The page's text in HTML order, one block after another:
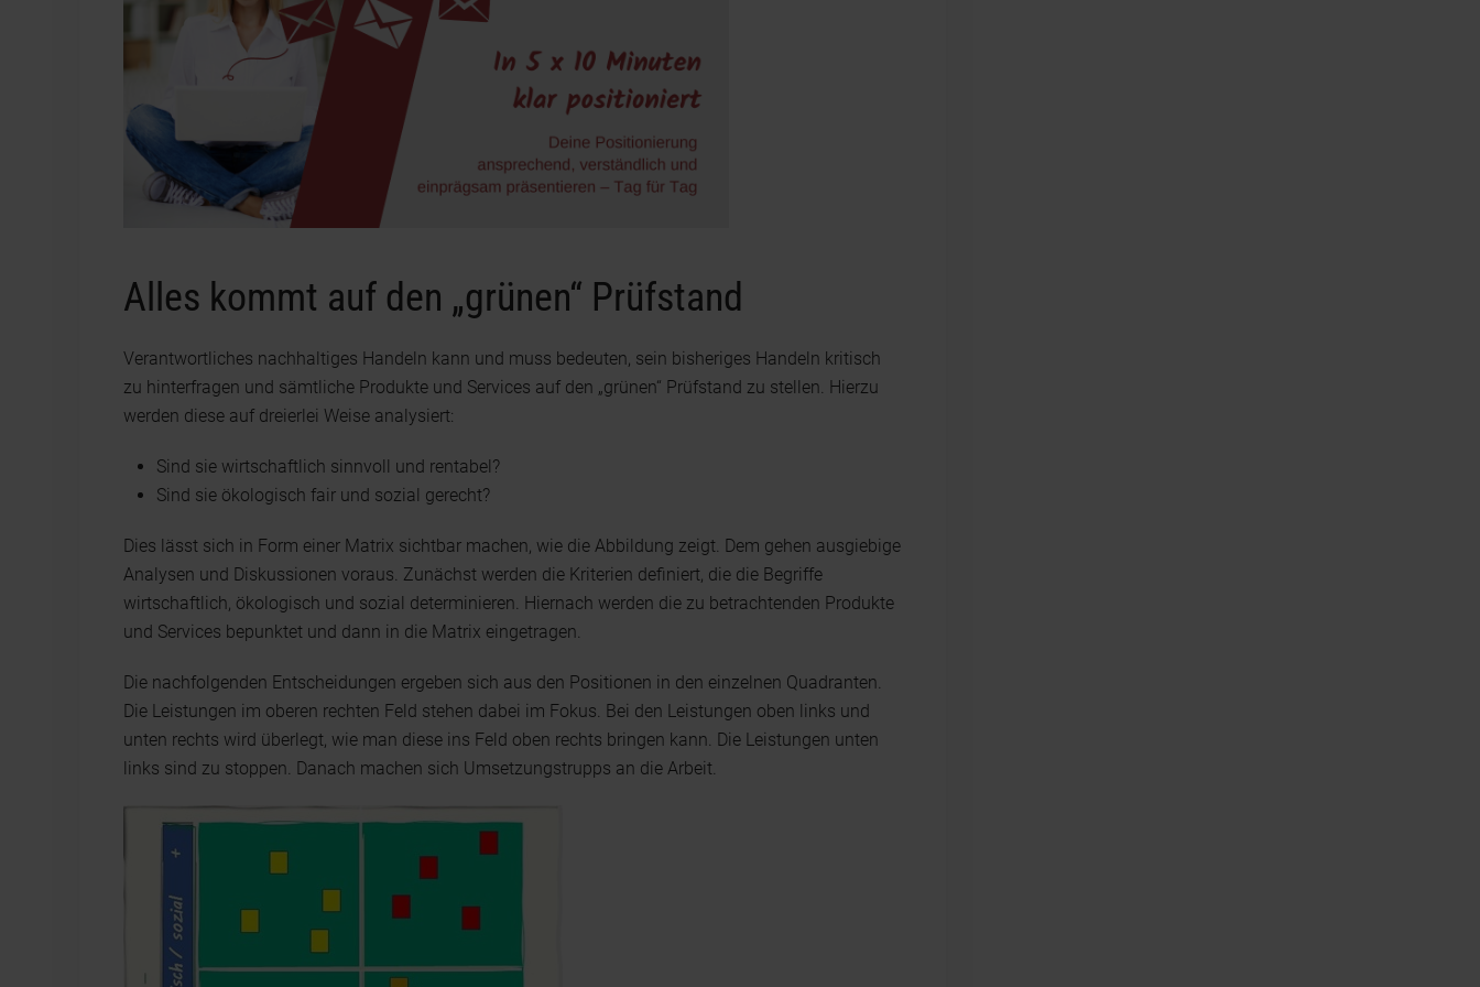
Alles kommt auf den „grünen“ Prüfstand
Verantwortliches nachhaltiges Handeln kann und muss bedeuten, sein bisheriges Handeln kritisch
zu hinterfragen und sämtliche Produkte und Services auf den „grünen“ Prüfstand zu stellen. Hierzu
werden diese auf dreierlei Weise analysiert:
Sind sie wirtschaftlich sinnvoll und rentabel?
Sind sie ökologisch fair und sozial gerecht?
Dies lässt sich in Form einer Matrix sichtbar machen, wie die Abbildung zeigt. Dem gehen ausgiebige
Analysen und Diskussionen voraus. Zunächst werden die Kriterien definiert, die die Begriffe
wirtschaftlich, ökologisch und sozial determinieren. Hiernach werden die zu betrachtenden Produkte
und Services bepunktet und dann in die Matrix eingetragen.
Die nachfolgenden Entscheidungen ergeben sich aus den Positionen in den einzelnen Quadranten.
Die Leistungen im oberen rechten Feld stehen dabei im Fokus. Bei den Leistungen oben links und
unten rechts wird überlegt, wie man diese ins Feld oben rechts bringen kann. Die Leistungen unten
links sind zu stoppen. Danach machen sich Umsetzungstrupps an die Arbeit.